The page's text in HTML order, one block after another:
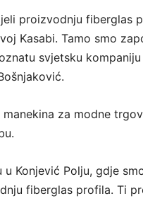
proizvodnju fiberglas
Kasabi. Tamo smo
svjetsku
za modne
Konjević Polju, gdje
fiberglas profila. Ti